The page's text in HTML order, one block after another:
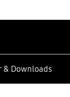
& Downloads